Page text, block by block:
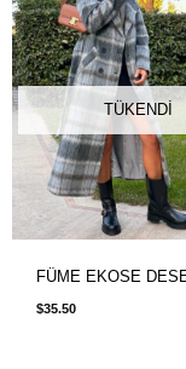
TÜKENDI
$35.50